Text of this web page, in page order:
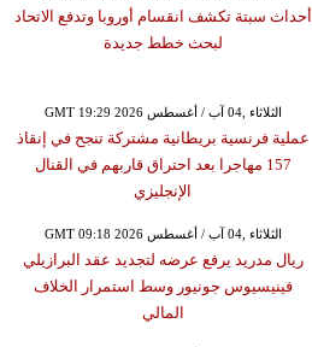
أحداث سبتة تكشف انقسام أوروبا وتدفع الاتحاد
لبحث خطط جديدة
GMT 19:29 2026 الثلاثاء ,04 آب / أغسطس
عملية فرنسية بريطانية مشتركة تنجح في إنقاذ
157 مهاجرا بعد احتراق قاربهم في القنال
الإنجليزي
GMT 09:18 2026 الثلاثاء ,04 آب / أغسطس
ريال مدريد يرفع عرضه لتجديد عقد البرازيلي
فينيسيوس جونيور وسط استمرار الخلاف
المالي